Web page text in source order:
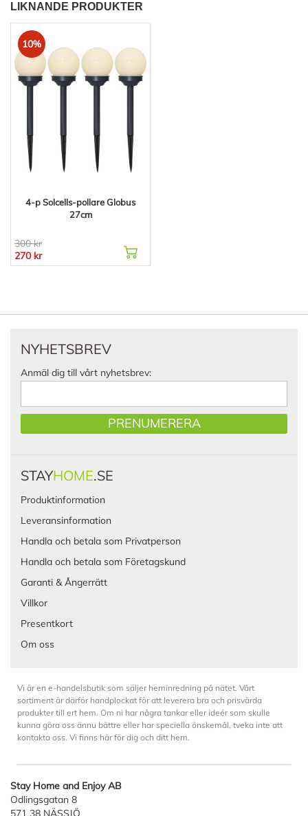
LIKNANDE PRODUKTER
10%
4-p Solcells-pollare Globus
27cm
300 kr
270 kr
NYHETSBREV
Anmäl dig till vårt nyhetsbrev:
PRENUMERERA
STAYHOME.SE
Produktinformation
Leveransinformation
Handla och betala som Privatperson
Handla och betala som Företagskund
Garanti & Ångerrätt
Villkor
Presentkort
Om oss
Vi är en e-handelsbutik som säljer heminredning på nätet. Vårt
sortiment är därför handplockat för att leverera bra och prisvärda
produkter till ert hem. Om ni har några tankar eller ideér som skulle
kunna göra oss ännu bättre eller har speciella önskemål, tveka inte att
kontakta oss. Vi finns här för dig och ditt hem.
Stay Home and Enjoy AB
Odlingsgatan 8
571 38 NÄSSJÖ